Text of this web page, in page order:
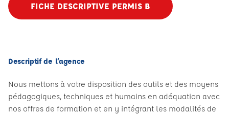
FICHE DESCRIPTIVE PERMIS B
Descriptif de l’agence
Nous mettons à votre disposition des outils et des moyens
pédagogiques, techniques et humains en adéquation avec
nos offres de formation et en y intégrant les modalités de